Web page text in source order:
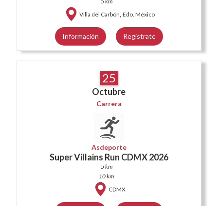
Villa del Carbón, Edo. México
Información Regístrate
25
Octubre
Carrera
Asdeporte
Super Villains Run CDMX 2026
5 km
10 km
CDMX